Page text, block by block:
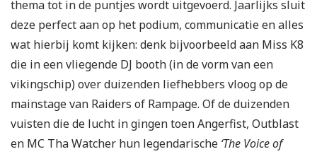
thema tot in de puntjes wordt uitgevoerd. Jaarlijks sluit
deze perfect aan op het podium, communicatie en alles
wat hierbij komt kijken: denk bijvoorbeeld aan Miss K8
die in een vliegende DJ booth (in de vorm van een
vikingschip) over duizenden liefhebbers vloog op de
mainstage van Raiders of Rampage. Of de duizenden
vuisten die de lucht in gingen toen Angerfist, Outblast
en MC Tha Watcher hun legendarische ‘The Voice of